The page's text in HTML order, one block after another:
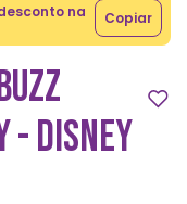
na
Copiar
- DISNEY